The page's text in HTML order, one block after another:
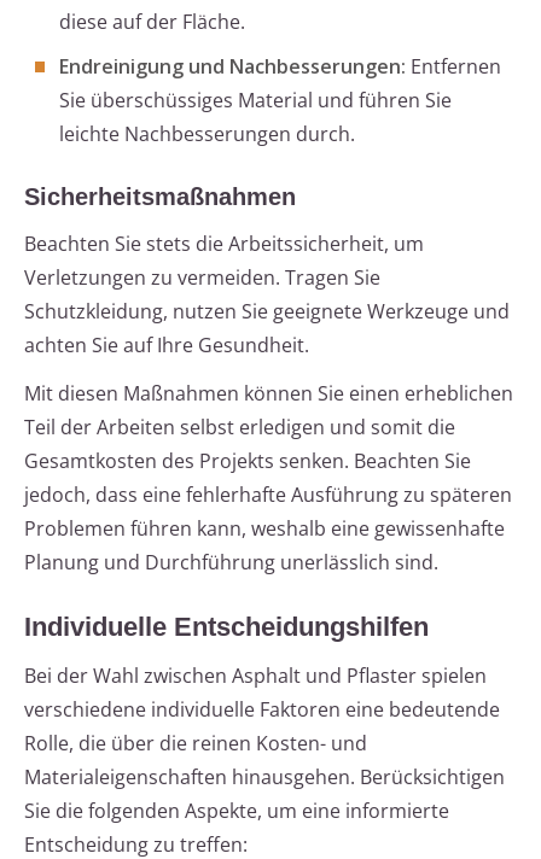
diese auf der Fläche.
Endreinigung und Nachbesserungen: Entfernen
Sie überschüssiges Material und führen Sie
leichte Nachbesserungen durch.
Sicherheitsmaßnahmen
Beachten Sie stets die Arbeitssicherheit, um
Verletzungen zu vermeiden. Tragen Sie
Schutzkleidung, nutzen Sie geeignete Werkzeuge und
achten Sie auf Ihre Gesundheit.
Mit diesen Maßnahmen können Sie einen erheblichen
Teil der Arbeiten selbst erledigen und somit die
Gesamtkosten des Projekts senken. Beachten Sie
jedoch, dass eine fehlerhafte Ausführung zu späteren
Problemen führen kann, weshalb eine gewissenhafte
Planung und Durchführung unerlässlich sind.
Individuelle Entscheidungshilfen
Bei der Wahl zwischen Asphalt und Pflaster spielen
verschiedene individuelle Faktoren eine bedeutende
Rolle, die über die reinen Kosten- und
Materialeigenschaften hinausgehen. Berücksichtigen
Sie die folgenden Aspekte, um eine informierte
Entscheidung zu treffen: